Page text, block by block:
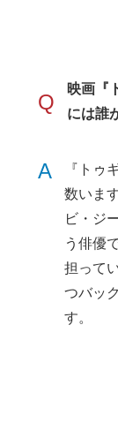
Q
映画『
には誰
A
『トゥ
数いま
ビ・ジ
う俳優
担って
つバッ
す。